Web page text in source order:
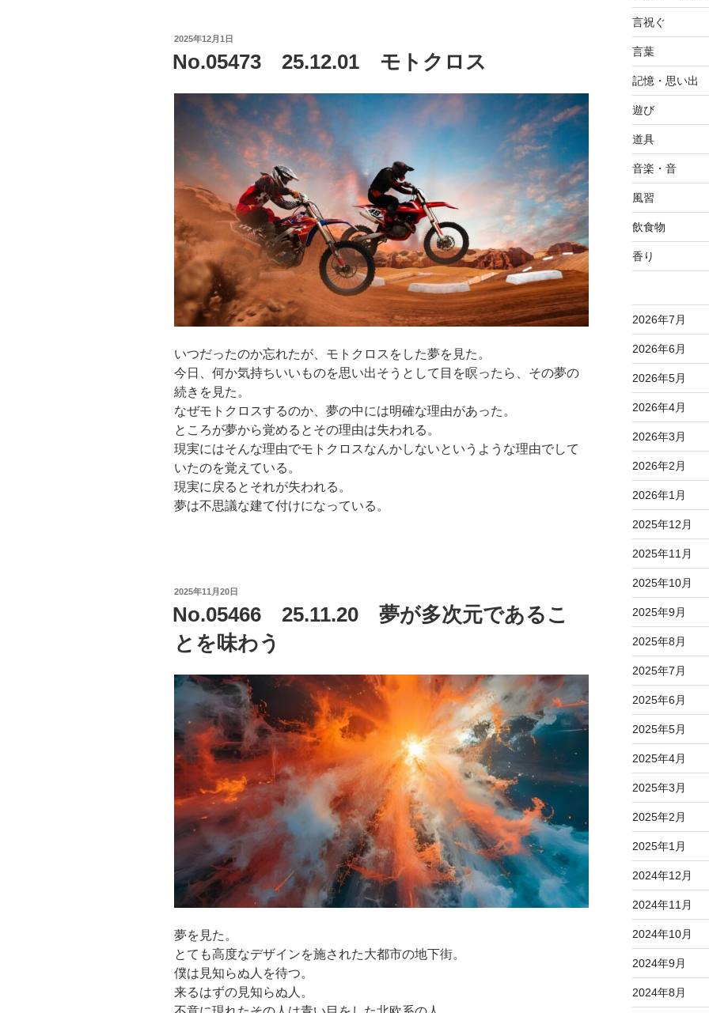
投
日:
2025年12月1日
No.05473 25.12.01 モトクロス
いつだったのか忘れたが、モトクロスをした夢を見た。
今日、何か気持ちいいものを思い出そうとして目を瞑ったら、その夢の
続きを見た。
なぜモトクロスするのか、夢の中には明確な理由があった。
ところが夢から覚めるとその理由は失われる。
現実にはそんな理由でモトクロスなんかしないというような理由でして
いたのを覚えている。
現実に戻るとそれが失われる。
夢は不思議な建て付けになっている。
投
日:
2025年11月20日
No.05466 25.11.20 夢が多次元であるこ
とを味わう
夢を見た。
とても高度なデザインを施された大都市の地下街。
僕は見知らぬ人を待つ。
来るはずの見知らぬ人。
言祝ぐ
言葉
記憶・思い出
遊び
道具
音楽・音
風習
飲食物
香り
2026年7月
2026年6月
2026年5月
2026年4月
2026年3月
2026年2月
2026年1月
2025年12月
2025年11月
2025年10月
2025年9月
2025年8月
2025年7月
2025年6月
2025年5月
2025年4月
2025年3月
2025年2月
2025年1月
2024年12月
2024年11月
2024年10月
2024年9月
2024年8月